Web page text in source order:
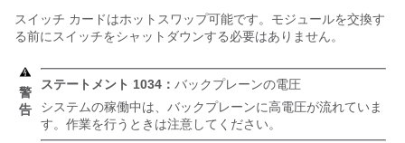
スイッチ カードはホットスワップ可能です。モジュールを交換す
る前にスイッチをシャットダウンする必要はありません。
警
告
ステートメント 1034： バックプレーンの電圧
システムの稼働中は、バックプレーンに高電圧が流れていま
す。作業を行うときは注意してください。